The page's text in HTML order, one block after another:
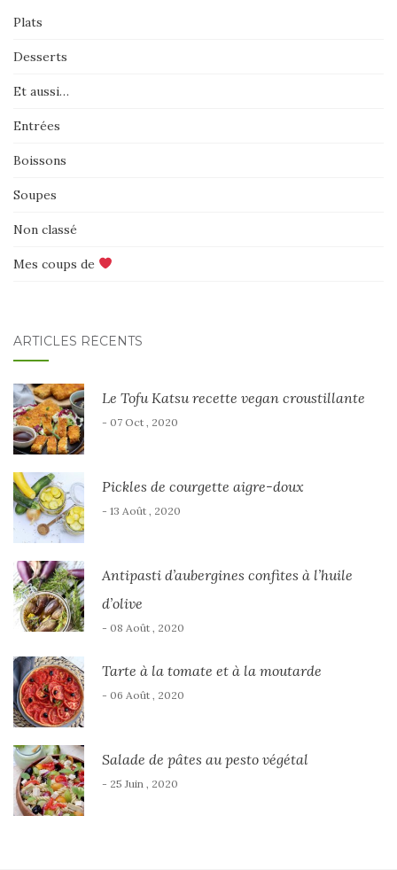
Plats
Desserts
Et aussi…
Entrées
Boissons
Soupes
Non classé
Mes coups de
ARTICLES RÉCENTS
Le Tofu Katsu recette vegan croustillante
- 07 Oct , 2020
Pickles de courgette aigre-doux
- 13 Août , 2020
Antipasti d’aubergines confites à l’huile
d’olive
- 08 Août , 2020
Tarte à la tomate et à la moutarde
- 06 Août , 2020
Salade de pâtes au pesto végétal
- 25 Juin , 2020